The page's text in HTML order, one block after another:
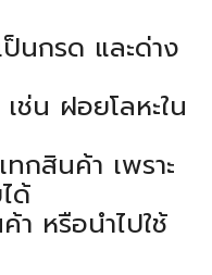
นกรด และด่าง
ช่น ฝอยโลหะใน
กสินค้า เพราะ
ด้
หรือนำไปใช้